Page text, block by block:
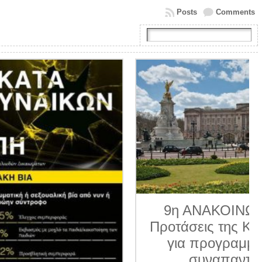
Comments
Posts
9η ΑΝΑΚΟΙΝΩΣΗ 2026.
Προτάσεις της Κοινο_Τοπίας
για προγραμματισμένα